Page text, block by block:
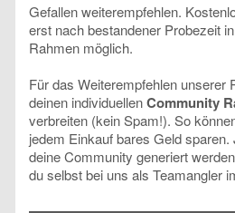
Gefallen weiterempfehlen.
erst nach bestandener Probezeit
Rahmen möglich.
Für das Weiterempfehlen unserer
deinen individuellenCommunity
verbreiten (kein Spam!). So
jedem Einkauf bares Geld
deine Community generiert
du selbst bei uns als Teamangler